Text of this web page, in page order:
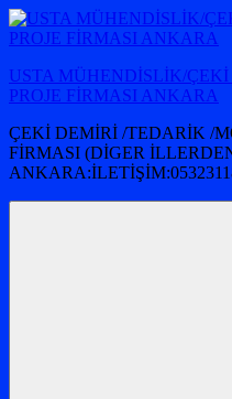
İçeriğe
atla
USTA MÜHENDİSLİK/
PROJE FİRMASI ANKARA
ÇEKİ DEMİRİ /TEDARİK /
FİRMASI (DİGER